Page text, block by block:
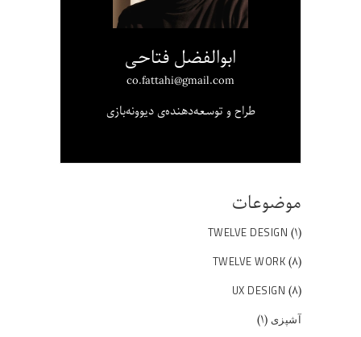
ابوالفضل فتاحی
co.fattahi@gmail.com
طراح و توسعه‌دهنده‌ی دیوونه‌بازی
موضوعات
TWELVE DESIGN (۱)
TWELVE WORK (۸)
UX DESIGN (۸)
آشپزی (۱)